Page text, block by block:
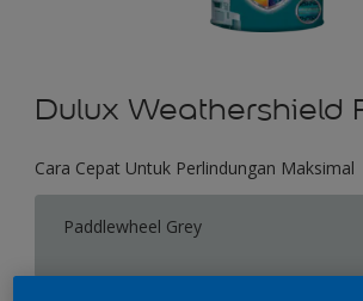
Dulux Weathershield
Cara Cepat Untuk Perlindungan Maksimal
Paddlewheel Grey